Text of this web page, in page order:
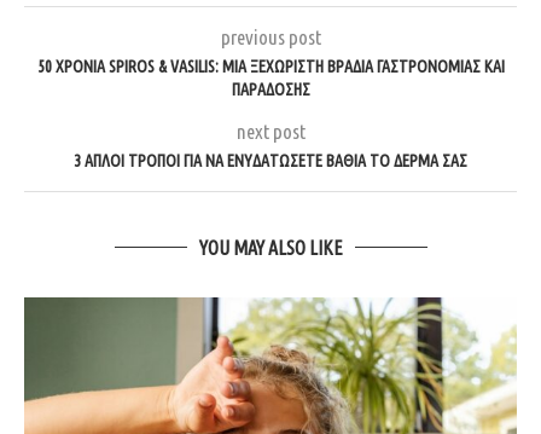
previous post
50 ΧΡΟΝΙΑ SPIROS & VASILIS: ΜΙΑ ΞΕΧΩΡΙΣΤΗ ΒΡΑΔΙΑ ΓΑΣΤΡΟΝΟΜΙΑΣ ΚΑΙ
ΠΑΡΑΔΟΣΗΣ
next post
3 ΑΠΛΟΙ ΤΡΟΠΟΙ ΓΙΑ ΝΑ ΕΝΥΔΑΤΩΣΕΤΕ ΒΑΘΙΑ ΤΟ ΔΕΡΜΑ ΣΑΣ
YOU MAY ALSO LIKE